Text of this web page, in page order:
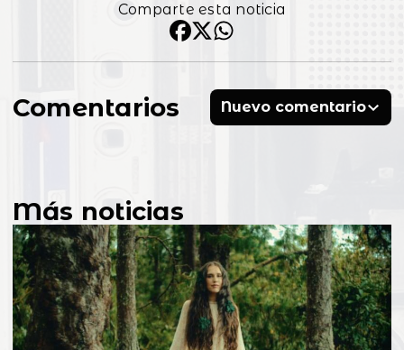
Comparte esta noticia
Comentarios Nuevo comentario
Más noticias